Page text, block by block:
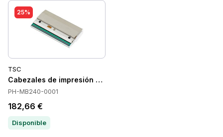
25%
TSC
Cabezales de impresión TSC PH-MB240-0001
PH-MB240-0001
182,66 €
Disponible